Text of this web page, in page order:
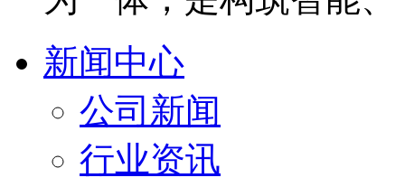
新闻中心
公司新闻
行业资讯